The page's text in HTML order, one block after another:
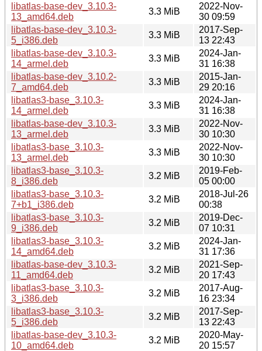
libatlas-base-dev_3.10.3-
13_amd64.deb
3.3 MiB
2022-Nov-
30 09:59
libatlas-base-dev_3.10.3-
5_i386.deb
3.3 MiB
2017-Sep-
13 22:43
libatlas-base-dev_3.10.3-
14_armel.deb
3.3 MiB
2024-Jan-
31 16:38
libatlas-base-dev_3.10.2-
7_amd64.deb
3.3 MiB
2015-Jan-
29 20:16
libatlas3-base_3.10.3-
14_armel.deb
3.3 MiB
2024-Jan-
31 16:38
libatlas-base-dev_3.10.3-
13_armel.deb
3.3 MiB
2022-Nov-
30 10:30
libatlas3-base_3.10.3-
13_armel.deb
3.3 MiB
2022-Nov-
30 10:30
libatlas3-base_3.10.3-
8_i386.deb
3.2 MiB
2019-Feb-
05 00:00
libatlas3-base_3.10.3-
7+b1_i386.deb
3.2 MiB
2018-Jul-26
00:38
libatlas3-base_3.10.3-
9_i386.deb
3.2 MiB
2019-Dec-
07 10:31
libatlas3-base_3.10.3-
14_amd64.deb
3.2 MiB
2024-Jan-
31 17:36
libatlas-base-dev_3.10.3-
11_amd64.deb
3.2 MiB
2021-Sep-
20 17:43
libatlas3-base_3.10.3-
3_i386.deb
3.2 MiB
2017-Aug-
16 23:34
libatlas3-base_3.10.3-
5_i386.deb
3.2 MiB
2017-Sep-
13 22:43
libatlas-base-dev_3.10.3-
10_amd64.deb
3.2 MiB
2020-May-
20 15:57